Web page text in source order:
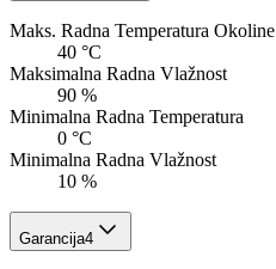
Maks. Radna Temperatura Okoline
40 °C
Maksimalna Radna Vlažnost
90 %
Minimalna Radna Temperatura
0 °C
Minimalna Radna Vlažnost
10 %
Garancija4